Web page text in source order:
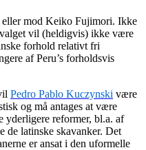
mod Keiko Fujimori. Ikke
vil (heldigvis) ikke være
forhold relativt fri
af Peru’s forholdsvis
Pedro Pablo Kuczynski være
og må antages at være
yderligere reformer, bl.a. af
de latinske skavanker. Det
er ansat i den uformelle